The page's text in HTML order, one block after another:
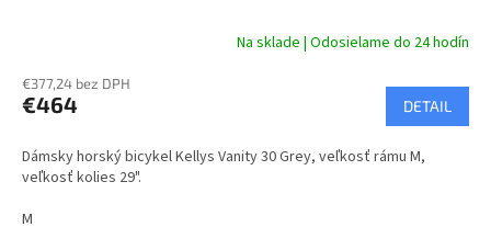
A
R
M
Na sklade | Odosielame do 24 hodín
€377,24 bez DPH
€464 DETAIL
Dámsky horský bicykel Kellys Vanity 30 Grey, veľkosť rámu M,
veľkosť kolies 29".
M